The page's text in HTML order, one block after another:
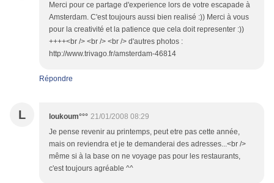
Merci pour ce partage d'experience lors de votre escapade à
Amsterdam. C'est toujours aussi bien realisé :)) Merci à vous
pour la creativité et la patience que cela doit representer :))
++++<br /> <br /> <br /> d'autres photos :
http://www.trivago.fr/amsterdam-46814
Répondre
L loukoum°°° 21/01/2008 08:29
Je pense revenir au printemps, peut etre pas cette année,
mais on reviendra et je te demanderai des adresses...<br />
même si à la base on ne voyage pas pour les restaurants,
c'est toujours agréable ^^